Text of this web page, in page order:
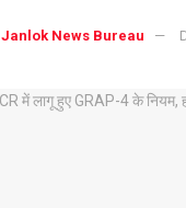
Janlok News Bureau